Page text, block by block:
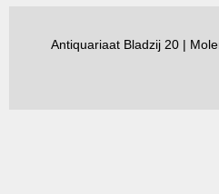
Antiquariaat Bladzij 20 |